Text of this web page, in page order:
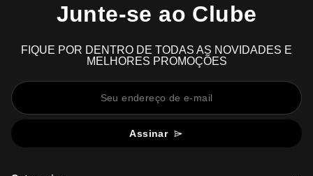
Junte-se ao Clube
FIQUE POR DENTRO DE TODAS AS NOVIDADES E
MELHORES PROMOÇÕES
Assinar